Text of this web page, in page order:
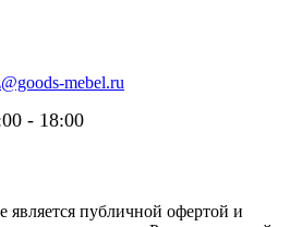
mebel.ru
- 18:00
является публичной офертой и